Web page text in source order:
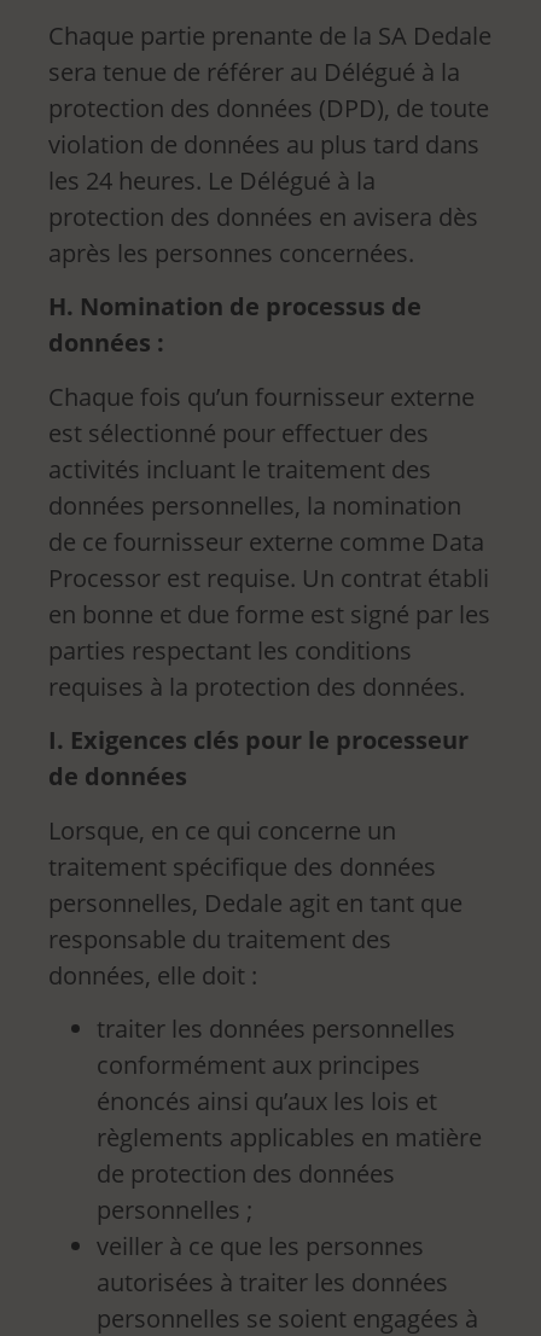
Chaque partie prenante de la SA Dedale
sera tenue de référer au Délégué à la
protection des données (DPD), de toute
violation de données au plus tard dans
les 24 heures. Le Délégué à la
protection des données en avisera dès
après les personnes concernées.
H. Nomination de processus de
données :
Chaque fois qu’un fournisseur externe
est sélectionné pour effectuer des
activités incluant le traitement des
données personnelles, la nomination
de ce fournisseur externe comme Data
Processor est requise. Un contrat établi
en bonne et due forme est signé par les
parties respectant les conditions
requises à la protection des données.
I. Exigences clés pour le processeur
de données
Lorsque, en ce qui concerne un
traitement spécifique des données
personnelles, Dedale agit en tant que
responsable du traitement des
données, elle doit :
traiter les données personnelles
conformément aux principes
énoncés ainsi qu’aux les lois et
règlements applicables en matière
de protection des données
personnelles ;
veiller à ce que les personnes
autorisées à traiter les données
personnelles se soient engagées à